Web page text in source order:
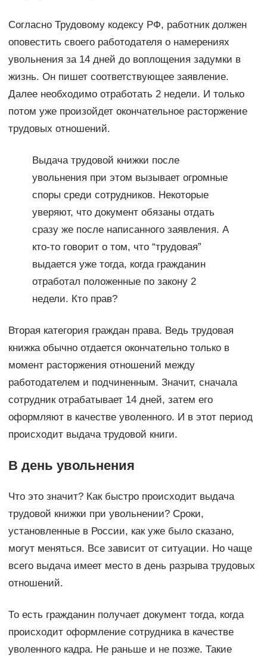
Согласно Трудовому кодексу РФ, работник должен
оповестить своего работодателя о намерениях
увольнения за 14 дней до воплощения задумки в
жизнь. Он пишет соответствующее заявление.
Далее необходимо отработать 2 недели. И только
потом уже произойдет окончательное расторжение
трудовых отношений.
Выдача трудовой книжки после
увольнения при этом вызывает огромные
споры среди сотрудников. Некоторые
уверяют, что документ обязаны отдать
сразу же после написанного заявления. А
кто-то говорит о том, что “трудовая”
выдается уже тогда, когда гражданин
отработал положенные по закону 2
недели. Кто прав?
Вторая категория граждан права. Ведь трудовая
книжка обычно отдается окончательно только в
момент расторжения отношений между
работодателем и подчиненным. Значит, сначала
сотрудник отрабатывает 14 дней, затем его
оформляют в качестве уволенного. И в этот период
происходит выдача трудовой книги.
В день увольнения
Что это значит? Как быстро происходит выдача
трудовой книжки при увольнении? Сроки,
установленные в России, как уже было сказано,
могут меняться. Все зависит от ситуации. Но чаще
всего выдача имеет место в день разрыва трудовых
отношений.
То есть гражданин получает документ тогда, когда
происходит оформление сотрудника в качестве
уволенного кадра. Не раньше и не позже. Такие